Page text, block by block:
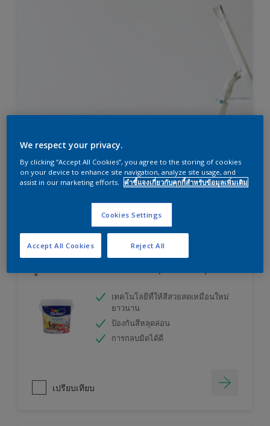
ไม่แน่ใจว่าคุณต้องการสีมากแค่ไหน?
ลองใช้เครื่องคำนวณสีของเราแล้วหาคำตอบ
เครื่องคิดเลขสี
เทคโนโลยีที่ให้สีสวยสดเหมือนใหม่
ยาวนาน
ป้องกันสีหลุดล่อน
การกลบมิดได้ดี
เปรียบเทียบ
We respect your privacy.
By clicking “Accept All Cookies”, you agree to the storing of cookies
on your device to enhance site navigation, analyze site usage, and
assist in our marketing efforts.
คำชี้แจงเกี่ยวกับคุกกี้สำหรับข้อมูลเพิ่มเติม
Cookies Settings
Reject All
Accept All Cookies